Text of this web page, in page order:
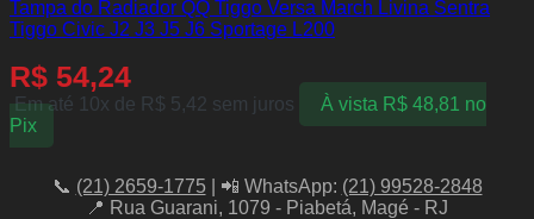
Tampa do Radiador QQ Tiggo Versa March Livina Sentra
Tiggo Civic J2 J3 J5 J6 Sportage L200
R$ 54,24
Em até 10x de R$ 5,42 sem juros À vista R$48,81 no
Pix
📞 (21) 2659-1775| 📲 WhatsApp: (21) 99528-2848
📍 Rua Guarani, 1079 - Piabetá, Magé - RJ